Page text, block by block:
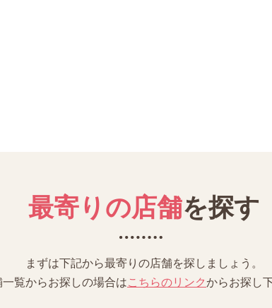
最寄りの店舗を探す
まずは下記から最寄りの店舗を探しましょう。
一覧からお探しの場合はこちらのリンクからお探し